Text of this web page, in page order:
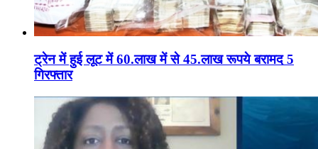
ट्रेन में हुई लूट में 60.लाख में से 45.लाख रूपये बरामद 5
गिरफ्तार